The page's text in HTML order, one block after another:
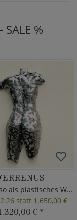
SALE %
Venus Torso als plastisches Wandrelief
statt1.650,00 €
€ *